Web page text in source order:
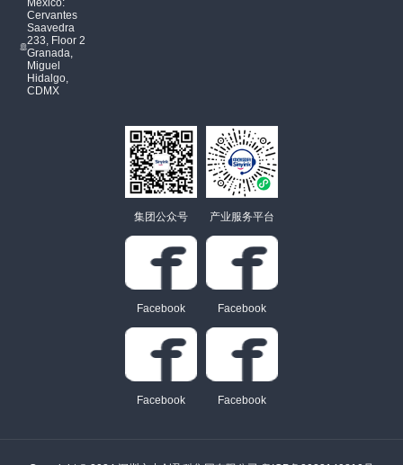
Mexico:
Cervantes
Saavedra
233, Floor 2
Granada,
Miguel
Hidalgo,
CDMX
集团公众号 产业服务平台
Facebook Facebook
Facebook Facebook